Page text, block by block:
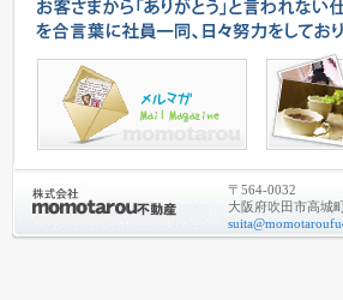
〒564-0032
大阪府吹田市高城